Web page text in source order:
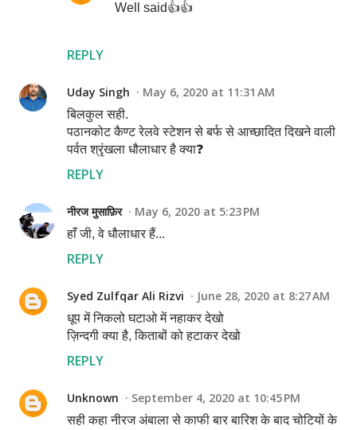
REPLY
Well said👍👍
Uday Singh May 6, 2020 at 11:31 AM
बिलकुल सही.
पठानकोट कैण्ट रेलवे स्टेशन से बर्फ से आच्छादित दिखने वाली
पर्वत श्रृंखला धौलाधार है क्या❓
REPLY
नीरज मुसाफ़िर May 6, 2020 at 5:23 PM
हाँ जी, वे धौलाधार हैं...
REPLY
Syed Zulfqar Ali Rizvi June 28, 2020 at 8:27 AM
धूप में निकलो घटाओ में नहाकर देखो
ज़िन्दगी क्या है, किताबों को हटाकर देखो
REPLY
Unknown September 4, 2020 at 10:45 PM
सही कहा नीरज अंबाला से काफी बार बारिश के बाद चोटियों के